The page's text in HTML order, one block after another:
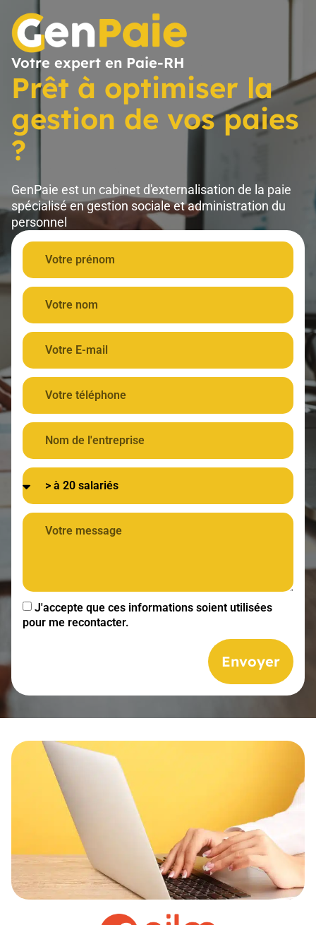
Votre expert en Paie-RH
Prêt à optimiser la
gestion de vos paies
?
GenPaie est un cabinet d'externalisation de la paie
spécialisé en gestion sociale et administration du
personnel
J'accepte que ces informations soient utilisées
pour me recontacter.
Envoyer